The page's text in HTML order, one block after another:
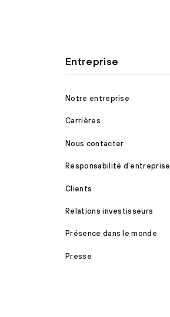
Entreprise
Notre entreprise
Carrières
Nous contacter
Responsabilité d’entreprise
Clients
Relations investisseurs
Présence dans le monde
Presse